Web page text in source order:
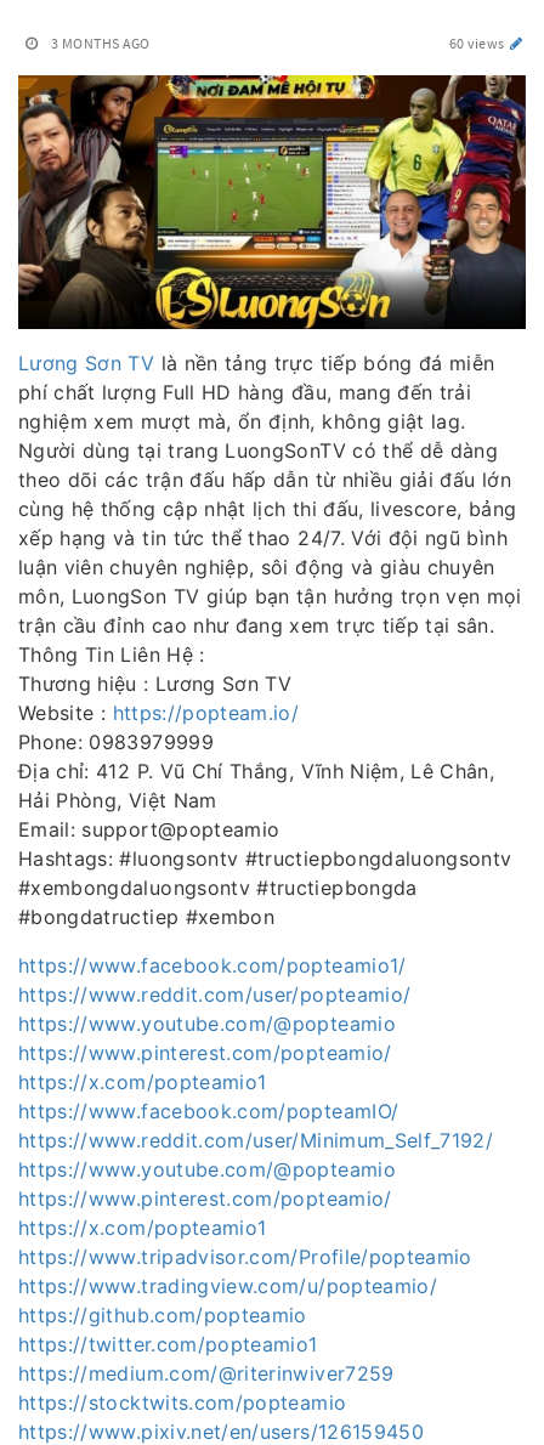
3 MONTHS AGO 60 views
Lương Sơn TV là nền tảng trực tiếp bóng đá miễn
phí chất lượng Full HD hàng đầu, mang đến trải
nghiệm xem mượt mà, ổn định, không giật lag.
Người dùng tại trang LuongSonTV có thể dễ dàng
theo dõi các trận đấu hấp dẫn từ nhiều giải đấu lớn
cùng hệ thống cập nhật lịch thi đấu, livescore, bảng
xếp hạng và tin tức thể thao 24/7. Với đội ngũ bình
luận viên chuyên nghiệp, sôi động và giàu chuyên
môn, LuongSon TV giúp bạn tận hưởng trọn vẹn mọi
trận cầu đỉnh cao như đang xem trực tiếp tại sân.
Thông Tin Liên Hệ :
Thương hiệu : Lương Sơn TV
Website : https://popteam.io/
Phone: 0983979999
Địa chỉ: 412 P. Vũ Chí Thắng, Vĩnh Niệm, Lê Chân,
Hải Phòng, Việt Nam
Email: support@popteamio
Hashtags: #luongsontv #tructiepbongdaluongsontv
#xembongdaluongsontv #tructiepbongda
#bongdatructiep #xembon
https://www.facebook.com/popteamio1/
https://www.reddit.com/user/popteamio/
https://www.youtube.com/@popteamio
https://www.pinterest.com/popteamio/
https://x.com/popteamio1
https://www.facebook.com/popteamIO/
https://www.reddit.com/user/Minimum_Self_7192/
https://www.youtube.com/@popteamio
https://www.pinterest.com/popteamio/
https://x.com/popteamio1
https://www.tripadvisor.com/Profile/popteamio
https://www.tradingview.com/u/popteamio/
https://github.com/popteamio
https://twitter.com/popteamio1
https://medium.com/@riterinwiver7259
https://stocktwits.com/popteamio
https://www.pixiv.net/en/users/126159450